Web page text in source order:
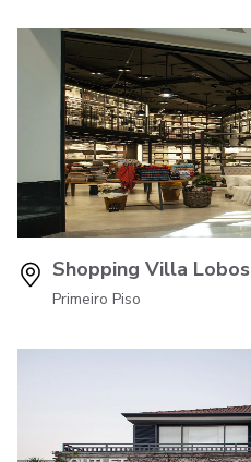
Shopping Villa Lobos
Primeiro Piso